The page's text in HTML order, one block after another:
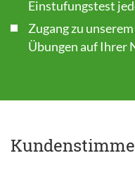
Einstufungstest
Zugang zu unserem
Übungen auf Ihrer